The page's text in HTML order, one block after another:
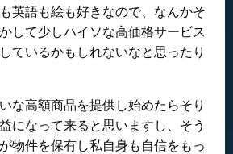
英語も絵も好きなので、なんかそ
して少しハイソな高価格サービス
ているかもしれないなと思ったり
な高額商品を提供し始めたらそり
になって来ると思いますし、そう
物件を保有し私自身も自信をもっ